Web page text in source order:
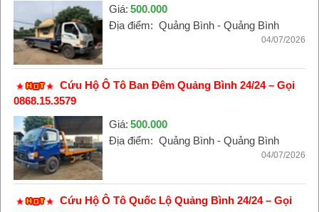
Giá: 500.000
Địa điểm: Quảng Bình - Quảng Bình
04/07/2026
Cứu Hộ Ô Tô Ban Đêm Quảng Bình 24/24 – Gọi
0868.15.3579
Giá: 500.000
Địa điểm: Quảng Bình - Quảng Bình
04/07/2026
Cứu Hộ Ô Tô Quốc Lộ Quảng Bình 24/24 – Gọi